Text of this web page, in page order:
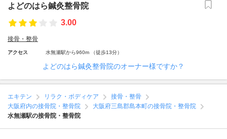
よどのはら鍼灸整骨院
3.00
接骨・整骨
アクセス 水無瀬駅から960m （徒歩13分）
よどのはら鍼灸整骨院のオーナー様ですか？
エキテン リラク・ボディケア
接骨・整骨
大阪府内の接骨院・整骨院
大阪府三島郡島本町の接骨院・整骨院
水無瀬駅の接骨院・整骨院